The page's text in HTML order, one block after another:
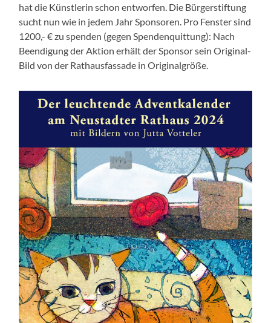
hat die Künstlerin schon entworfen. Die Bürgerstiftung
sucht nun wie in jedem Jahr Sponsoren. Pro Fenster sind
1200,- € zu spenden (gegen Spendenquittung): Nach
Beendigung der Aktion erhält der Sponsor sein Original-
Bild von der Rathausfassade in Originalgröße.